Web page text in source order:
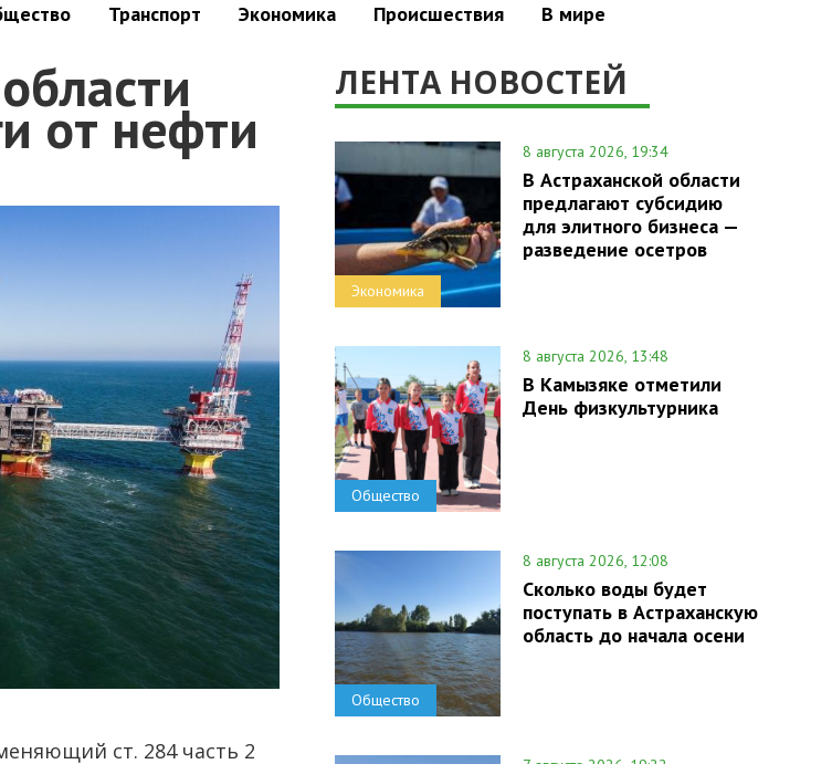
Транспорт Экономика Происшествия В мире
от нефти
ст. 284 часть 2
ЛЕНТА НОВОСТЕЙ
Экономика
8 августа 2026, 19:34
В Астраханской области
предлагают субсидию
для элитного бизнеса —
разведение осетров
Общество
8 августа 2026, 13:48
В Камызяке отметили
День физкультурника
Общество
8 августа 2026, 12:08
Сколько воды будет
поступать в Астраханскую
область до начала осени